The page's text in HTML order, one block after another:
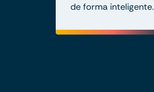
de forma inteligente.